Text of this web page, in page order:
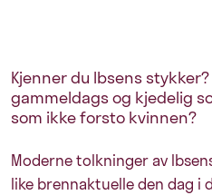
Kjenner du Ibsens
gammeldags og kjedelig
som ikke forsto kvinnen?
Moderne tolkninger av
like brennaktuelle den dag i